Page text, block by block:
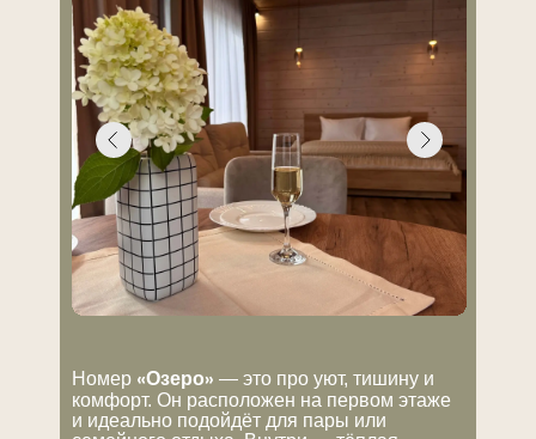
Номер «Озеро» — это про уют, тишину и
комфорт. Он расположен на первом этаже
и идеально подойдёт для пары или
ПОДРОБНЕЕ